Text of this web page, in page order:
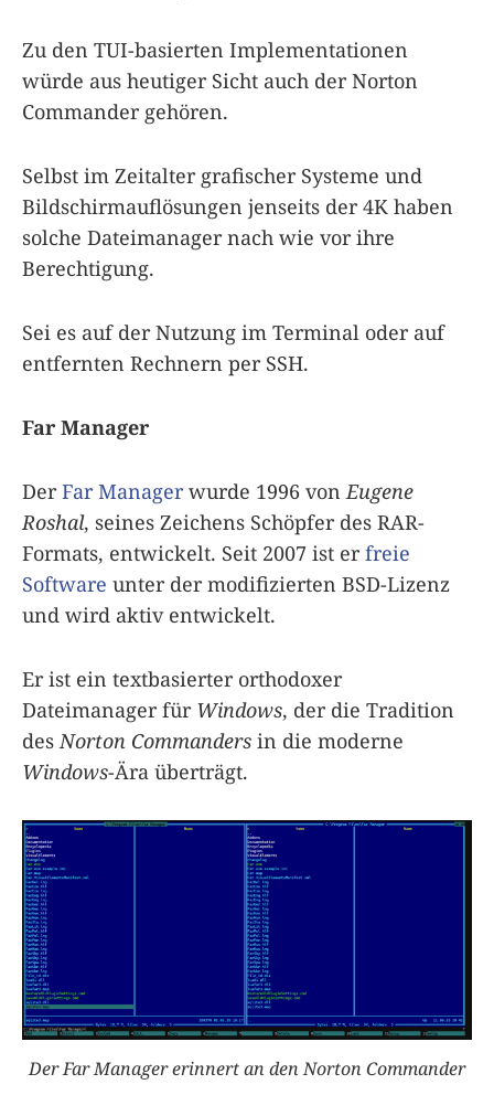
Zu den TUI-basierten Implementationen
würde aus heutiger Sicht auch der Norton
Commander gehören.
Selbst im Zeitalter grafischer Systeme und
Bildschirmauflösungen jenseits der 4K haben
solche Dateimanager nach wie vor ihre
Berechtigung.
Sei es auf der Nutzung im Terminal oder auf
entfernten Rechnern per SSH.
Far Manager
DerFar Managerwurde 1996 von Eugene
Roshal, seines Zeichens Schöpfer des RAR-
Formats, entwickelt. Seit 2007 ist erfreie
Software unter der modifizierten BSD-Lizenz
und wird aktiv entwickelt.
Er ist ein textbasierter orthodoxer
Dateimanager für Windows, der die Tradition
des Norton Commanders in die moderne
Windows-Ära überträgt.
Der Far Manager erinnert an den Norton Commander